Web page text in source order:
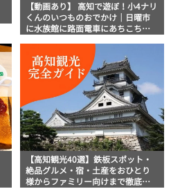
【動画あり】 高知で遊ぼ！小4ナリ
くんのいつものおでかけ｜日曜市
に水族館に路面電車にあちこち巡
【高知観光40選】鉄板スポット・
絶品グルメ・宿・土産をおひとり
様からファミリー向けまで徹底解